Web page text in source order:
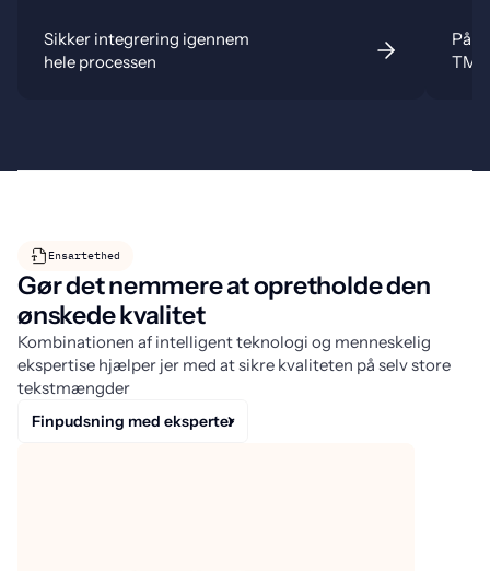
Sikker integrering igennem
hele processen
Ensartethed
Gør det nemmere at opretholde den
ønskede kvalitet
Kombinationen af intelligent teknologi og menneskelig
ekspertise hjælper jer med at sikre kvaliteten på selv store
tekstmængder
Finpudsning med eksperter